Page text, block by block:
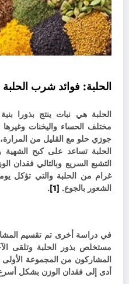
الحلبة: فوائد شرب
الحلبة هي نبات ينتج بذورا
مختلف الحساء واليخنات
جوزي حلو مع القليل من
الحلبة تساعد على كبح
التشبع السريع وبالتالي فقدان
غرام من الحلبة والتي تؤكل
الشعور بالجوع. [1]
.
في دراسة أخرى تم تقسيم
مستخلص بذور الحلبة وتلقى
أدى إلى فقدان الوزن بشكل